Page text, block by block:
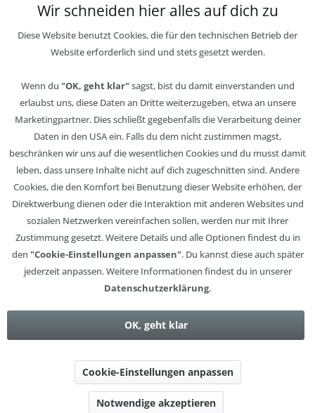
Wir schneiden hier alles auf dich zu
Diese Website benutzt Cookies, die für den technischen Betrieb der
Website erforderlich sind und stets gesetzt werden.
Wenn du "OK, geht klar"sagst, bist du damit einverstanden und
erlaubst uns, diese Daten an Dritte weiterzugeben, etwa an unsere
Marketingpartner. Dies schließt gegebenfalls die Verarbeitung deiner
Daten in den USA ein. Falls du dem nicht zustimmen magst,
beschränken wir uns auf die wesentlichen Cookies und du musst damit
leben, dass unsere Inhalte nicht auf dich zugeschnitten sind. Andere
Cookies, die den Komfort bei Benutzung dieser Website erhöhen, der
Direktwerbung dienen oder die Interaktion mit anderen Websites und
sozialen Netzwerken vereinfachen sollen, werden nur mit Ihrer
Zustimmung gesetzt. Weitere Details und alle Optionen findest du in
den "Cookie-Einstellungen anpassen". Du kannst diese auch später
jederzeit anpassen. Weitere Informationen findest du in unserer
Datenschutzerklärung.
OK, geht klar
Cookie-Einstellungen anpassen
Notwendige akzeptieren